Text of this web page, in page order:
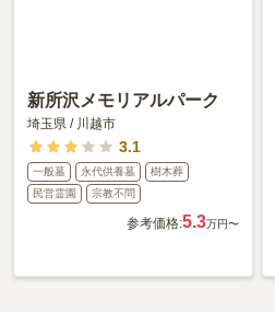
新所沢メモリアルパーク
埼玉県 / 川越市
3.1
一般墓 永代供養墓
樹木葬
民営霊園
宗教不問
参考価格:5.3万円〜